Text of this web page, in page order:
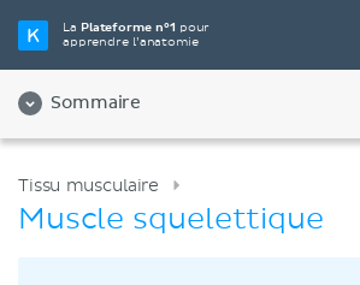
La Plateforme n°1 pour
apprendre l’anatomie
Sommaire
Tissu musculaire
Muscle squelettique